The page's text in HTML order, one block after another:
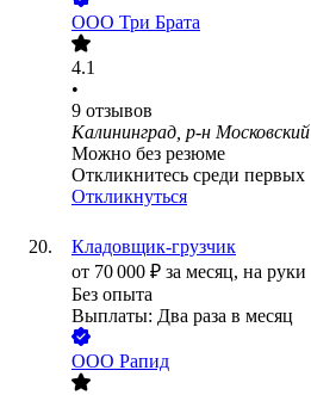
ООО Три Брата
4.1
•
9 отзывов
Калининград, р-н Московский
Можно без резюме
Откликнитесь среди первых
Откликнуться
Кладовщик-грузчик
от 70 000 ₽ за месяц, на руки
Без опыта
Выплаты: Два раза в месяц
ООО Рапид